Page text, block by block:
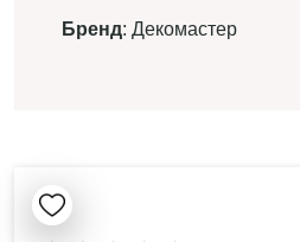
Бренд: Декомастер